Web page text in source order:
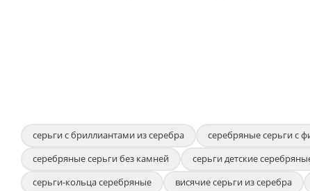
серьги с бриллиантами из серебра серебряные серьги с
серебряные серьги без камней
серьги детские
серьги-кольца серебряные
висячие серьги из серебра